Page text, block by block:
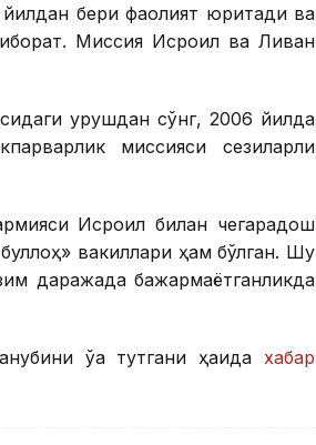
йилдан бери фаолият юритади ва
Миссия Исроил ва Ливан
урушдан сўнг, 2006 йилда
миссияси сезиларли
Исроил билан чегарадош
вакиллари ҳам бўлган. Шу
даражада бажармаётганликда
ўққа тутгани ҳақида хабар